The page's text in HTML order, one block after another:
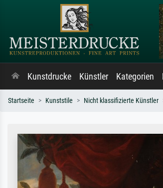
Kunstdrucke Künstler Kategorien
Startseite Kunststile Nicht klassifizierte Künstler